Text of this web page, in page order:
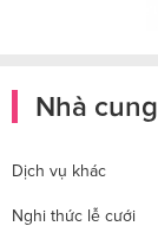
Nhà
Dịch vụ khác
Nghi thức lễ cưới